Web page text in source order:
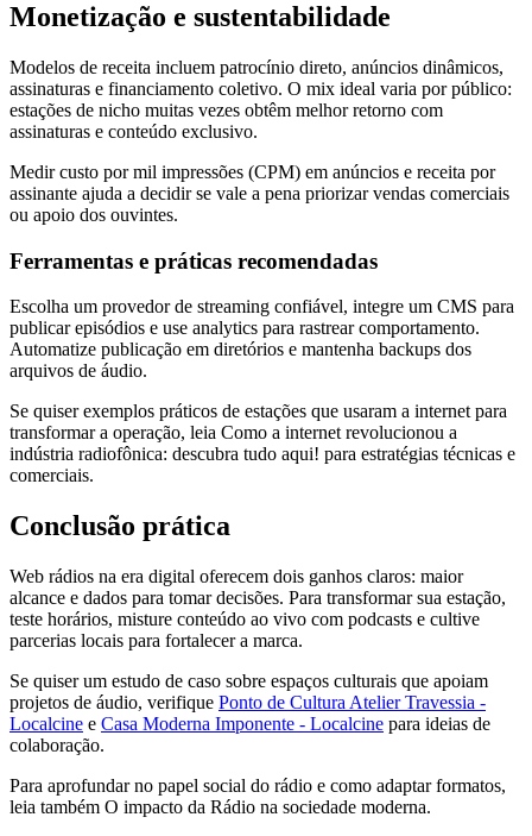
Monetização e sustentabilidade
Modelos de receita incluem patrocínio direto, anúncios dinâmicos,
assinaturas e financiamento coletivo. O mix ideal varia por público:
estações de nicho muitas vezes obtêm melhor retorno com
assinaturas e conteúdo exclusivo.
Medir custo por mil impressões (CPM) em anúncios e receita por
assinante ajuda a decidir se vale a pena priorizar vendas comerciais
ou apoio dos ouvintes.
Ferramentas e práticas recomendadas
Escolha um provedor de streaming confiável, integre um CMS para
publicar episódios e use analytics para rastrear comportamento.
Automatize publicação em diretórios e mantenha backups dos
arquivos de áudio.
Se quiser exemplos práticos de estações que usaram a internet para
transformar a operação, leia Como a internet revolucionou a
indústria radiofônica: descubra tudo aqui! para estratégias técnicas e
comerciais.
Conclusão prática
Web rádios na era digital oferecem dois ganhos claros: maior
alcance e dados para tomar decisões. Para transformar sua estação,
teste horários, misture conteúdo ao vivo com podcasts e cultive
parcerias locais para fortalecer a marca.
Se quiser um estudo de caso sobre espaços culturais que apoiam
projetos de áudio, verifique Ponto de Cultura Atelier Travessia -
Localcine e Casa Moderna Imponente - Localcine para ideias de
colaboração.
Para aprofundar no papel social do rádio e como adaptar formatos,
leia também O impacto da Rádio na sociedade moderna.